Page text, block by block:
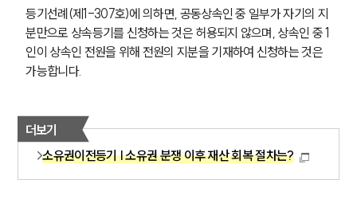
등기선례(제1-307호)에 의하면, 공동상속인 중 일부가 자기의 지
분만으로 상속등기를 신청하는 것은 허용되지 않으며, 상속인 중 1
인이 상속인 전원을 위해 전원의 지분을 기재하여 신청하는 것은
가능합니다.
더보기
소유권이전등기 | 소유권 분쟁 이후 재산 회복 절차는?